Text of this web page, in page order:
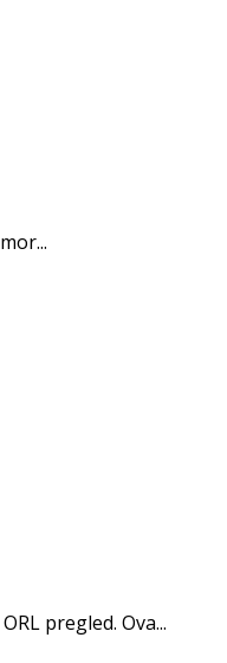
pregled. Ova...